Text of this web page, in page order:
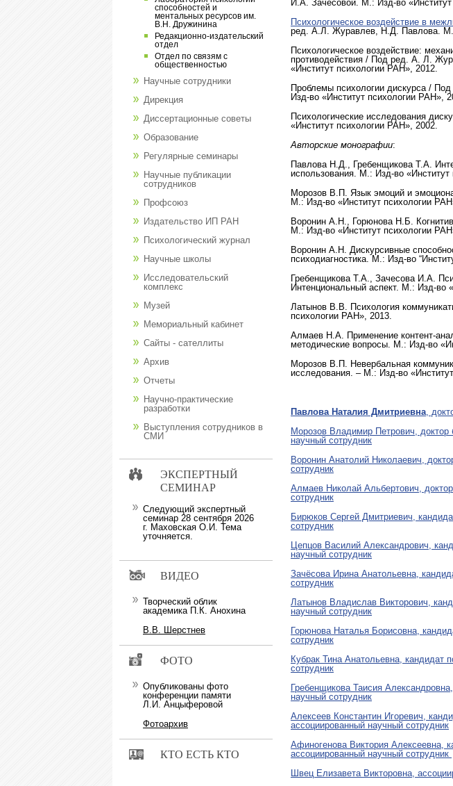
И.А. Зачесовой. М.: Изд-во
Психологическое воздействие в
ред. А.Л. Журавлев, Н.Д. Павлова.
Психологическое воздействие:
противодействия / Под ред. А. Л.
«Институт психологии РАН», 2012.
Проблемы психологии дискурса /
Изд-во «Институт психологии РАН»,
Психологические исследования
«Институт психологии РАН», 2002.
Авторские монографии:
Павлова Н.Д., Гребенщикова Т.А.
использования. М.: Изд-во
Морозов В.П. Язык эмоций и
М.: Изд-во «Институт психологии
Воронин А.Н., Горюнова Н.Б.
М.: Изд-во «Институт психологии
Воронин А.Н. Дискурсивные
психодиагностика. М.: Изд-во
Гребенщикова Т.А., Зачесова И.А.
Интенциональный аспект. М.: Изд-во
Латынов В.В. Психология
психологии РАН», 2013.
Алмаев Н.А. Применение контент-
методические вопросы. М.: Изд-во
Морозов В.П. Невербальная
исследования. – М.: Изд-во
Павлова Наталия Дмитриевна,
Морозов Владимир Петрович, доктор
научный сотрудник
Воронин Анатолий Николаевич,
сотрудник
Алмаев Николай Альбертович,
сотрудник
Бирюков Сергей Дмитриевич,
сотрудник
Цепцов Василий Александрович,
научный сотрудник
Зачёсова Ирина Анатольевна,
сотрудник
Латынов Владислав Викторович,
научный сотрудник
Горюнова Наталья Борисовна,
сотрудник
Кубрак Тина Анатольевна, кандидат
сотрудник
Гребенщикова Таисия
научный сотрудник
Алексеев Константин Игоревич,
ассоциированный научный сотрудник
Афиногенова Виктория Алексеевна,
ассоциированный научный сотрудник
Швец Елизавета Викторовна,
способностей и
ментальных ресурсов им.
В.Н. Дружинина
Редакционно-издательский
отдел
Отдел по связям с
общественностью
Научные сотрудники
Дирекция
Диссертационные советы
Образование
Регулярные семинары
Научные публикации
сотрудников
Профсоюз
Издательство ИП РАН
Психологический журнал
Научные школы
Исследовательский
комплекс
Музей
Мемориальный кабинет
Сайты - сателлиты
Архив
Отчеты
Научно-практические
разработки
Выступления сотрудников в
СМИ
ЭКСПЕРТНЫЙ
СЕМИНАР
Следующий экспертный
семинар 28 сентября 2026
г. Маховская О.И. Тема
уточняется.
ВИДЕО
Творческий облик
академика П.К. Анохина
В.В. Шерстнев
ФОТО
Опубликованы фото
конференции памяти
Л.И. Анцыферовой
Фотоархив
КТО ЕСТЬ КТО